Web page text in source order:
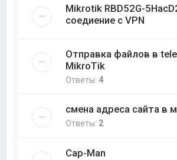
Mikrotik RBD52G-
соедиение с VPN
Отправка файлов в
MikroTik
Ответы:4
смена адреса сайта в
Ответы: 2
Cap-Man